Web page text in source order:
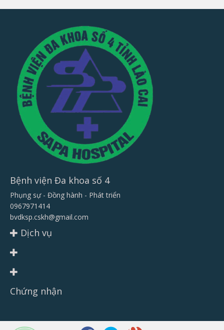
Bệnh viện Đa khoa số 4
Phụng sự - Đồng hành - Phát triển
0967971414
bvdksp.cskh@gmail.com
Dịch vụ
Chứng nhận